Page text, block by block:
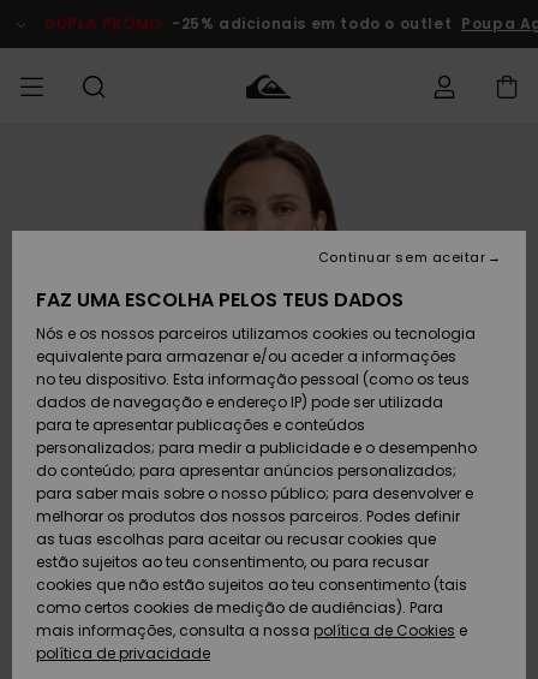
do
DUPLA PROMO -25% adicionais em todo o outlet Poupa
Roupas
Calçado e
chinelos
Surfe/água
Snow
Artigos
recém-
chegados
MENINO
Roupas
Calçado e
chinelos
Surfe/água
Neve
Artigos
recém-
chegados
MULHER
Shop
chegados
Highlights
Snow
SURF
Surf Shop
Homem
Crianças
Highlights
Community
SNOW
Artigos
Neve
Homem
Artigos
Criança
Snow Shop
Feminino
Highlights
Community
DUPLA
PROMO
Outlet
Homem
Criança
Outlet
Mulher
AJUDA
Acede à tua
encomenda
Devoluções
Pagamento
Cartão
presente
Quiksilver
Freedom
Protecção de
dados
SUSTAINABILITY
FAZ UMA ESCOLHA PELOS TEUS DADOS
Nós e os nossos parceiros utilizamos cookies ou tecnologia
equivalente para armazenar e/ou aceder a informações
no teu dispositivo. Esta informação pessoal (como os teus
dados de navegação e endereço IP) pode ser utilizada
para te apresentar publicações e conteúdos
personalizados; para medir a publicidade e o desempenho
do conteúdo; para apresentar anúncios personalizados;
para saber mais sobre o nosso público; para desenvolver e
melhorar os produtos dos nossos parceiros. Podes definir
as tuas escolhas para aceitar ou recusar cookies que
estão sujeitos ao teu consentimento, ou para recusar
cookies que não estão sujeitos ao teu consentimento (tais
como certos cookies de medição de audiências). Para
mais informações, consulta a nossa política de Cookies e
política de privacidade
Continuar sem aceitar